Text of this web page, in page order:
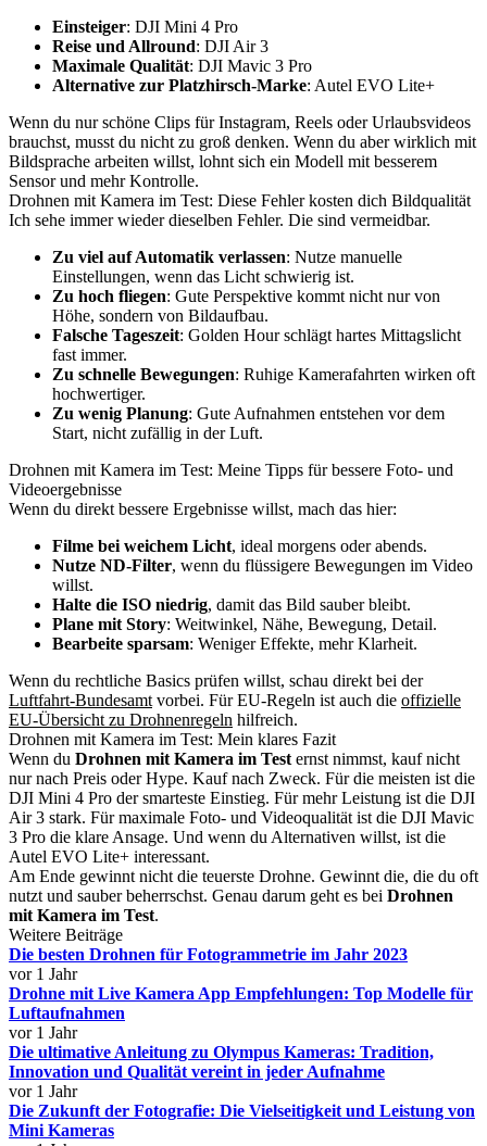
Einsteiger: DJI Mini 4 Pro
Reise und Allround: DJI Air 3
Maximale Qualität: DJI Mavic 3 Pro
Alternative zur Platzhirsch-Marke: Autel EVO Lite+
Wenn du nur schöne Clips für Instagram, Reels oder Urlaubsvideos
brauchst, musst du nicht zu groß denken. Wenn du aber wirklich mit
Bildsprache arbeiten willst, lohnt sich ein Modell mit besserem
Sensor und mehr Kontrolle.
Drohnen mit Kamera im Test: Diese Fehler kosten dich Bildqualität
Ich sehe immer wieder dieselben Fehler. Die sind vermeidbar.
Zu viel auf Automatik verlassen: Nutze manuelle
Einstellungen, wenn das Licht schwierig ist.
Zu hoch fliegen: Gute Perspektive kommt nicht nur von
Höhe, sondern von Bildaufbau.
Falsche Tageszeit: Golden Hour schlägt hartes Mittagslicht
fast immer.
Zu schnelle Bewegungen: Ruhige Kamerafahrten wirken oft
hochwertiger.
Zu wenig Planung: Gute Aufnahmen entstehen vor dem
Start, nicht zufällig in der Luft.
Drohnen mit Kamera im Test: Meine Tipps für bessere Foto- und
Videoergebnisse
Wenn du direkt bessere Ergebnisse willst, mach das hier:
Filme bei weichem Licht, ideal morgens oder abends.
Nutze ND-Filter, wenn du flüssigere Bewegungen im Video
willst.
Halte die ISO niedrig, damit das Bild sauber bleibt.
Plane mit Story: Weitwinkel, Nähe, Bewegung, Detail.
Bearbeite sparsam: Weniger Effekte, mehr Klarheit.
Wenn du rechtliche Basics prüfen willst, schau direkt bei der
Luftfahrt-Bundesamt vorbei. Für EU-Regeln ist auch die offizielle
EU-Übersicht zu Drohnenregeln hilfreich.
Drohnen mit Kamera im Test: Mein klares Fazit
Wenn du Drohnen mit Kamera im Test ernst nimmst, kauf nicht
nur nach Preis oder Hype. Kauf nach Zweck. Für die meisten ist die
DJI Mini 4 Pro der smarteste Einstieg. Für mehr Leistung ist die DJI
Air 3 stark. Für maximale Foto- und Videoqualität ist die DJI Mavic
3 Pro die klare Ansage. Und wenn du Alternativen willst, ist die
Autel EVO Lite+ interessant.
Am Ende gewinnt nicht die teuerste Drohne. Gewinnt die, die du oft
nutzt und sauber beherrschst. Genau darum geht es bei Drohnen
mit Kamera im Test.
Weitere Beiträge
Die besten Drohnen für Fotogrammetrie im Jahr 2023
vor 1 Jahr
Drohne mit Live Kamera App Empfehlungen: Top Modelle für
Luftaufnahmen
vor 1 Jahr
Die ultimative Anleitung zu Olympus Kameras: Tradition,
Innovation und Qualität vereint in jeder Aufnahme
vor 1 Jahr
Die Zukunft der Fotografie: Die Vielseitigkeit und Leistung von
Mini Kameras